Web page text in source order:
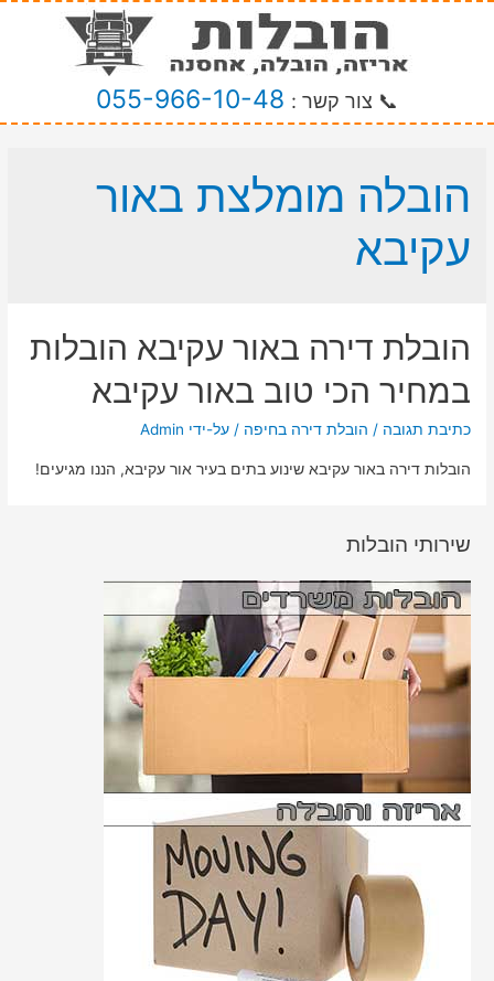
📞 צור קשר : 055-966-10-48
הובלה מומלצת באור
עקיבא
הובלת דירה באור עקיבא הובלות
במחיר הכי טוב באור עקיבא
כתיבת תגובה / הובלת דירה בחיפה / על-ידי Admin
הובלות דירה באור עקיבא שינוע בתים בעיר אור עקיבא, הננו מגיעים!
שירותי הובלות